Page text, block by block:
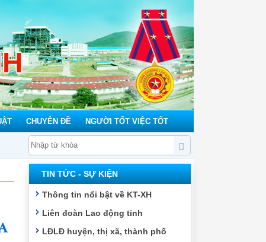
CHUYÊN ĐỀ NGƯỜI TỐT VIỆC TỐT
TIN TỨC - SỰ KIỆN
Thông tin nổi bật về KT-XH
Liên đoàn Lao động tỉnh
LĐLĐ huyện, thị xã, thành phố